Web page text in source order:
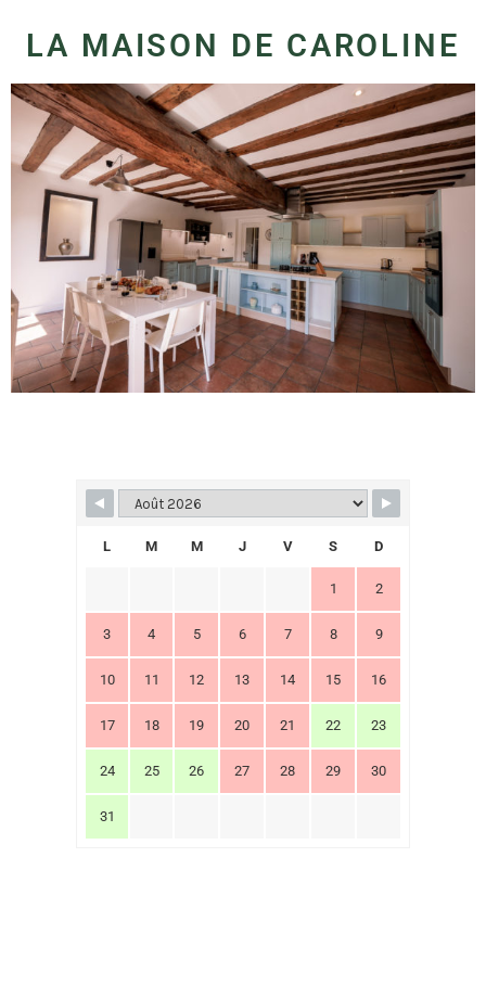
LA MAISON DE CAROLINE
L M M J V S D
1 2
3 4 5 6 7 8 9
10 11 12 13 14 15 16
17 18 19 20 21 22 23
24 25 26 27 28 29 30
31